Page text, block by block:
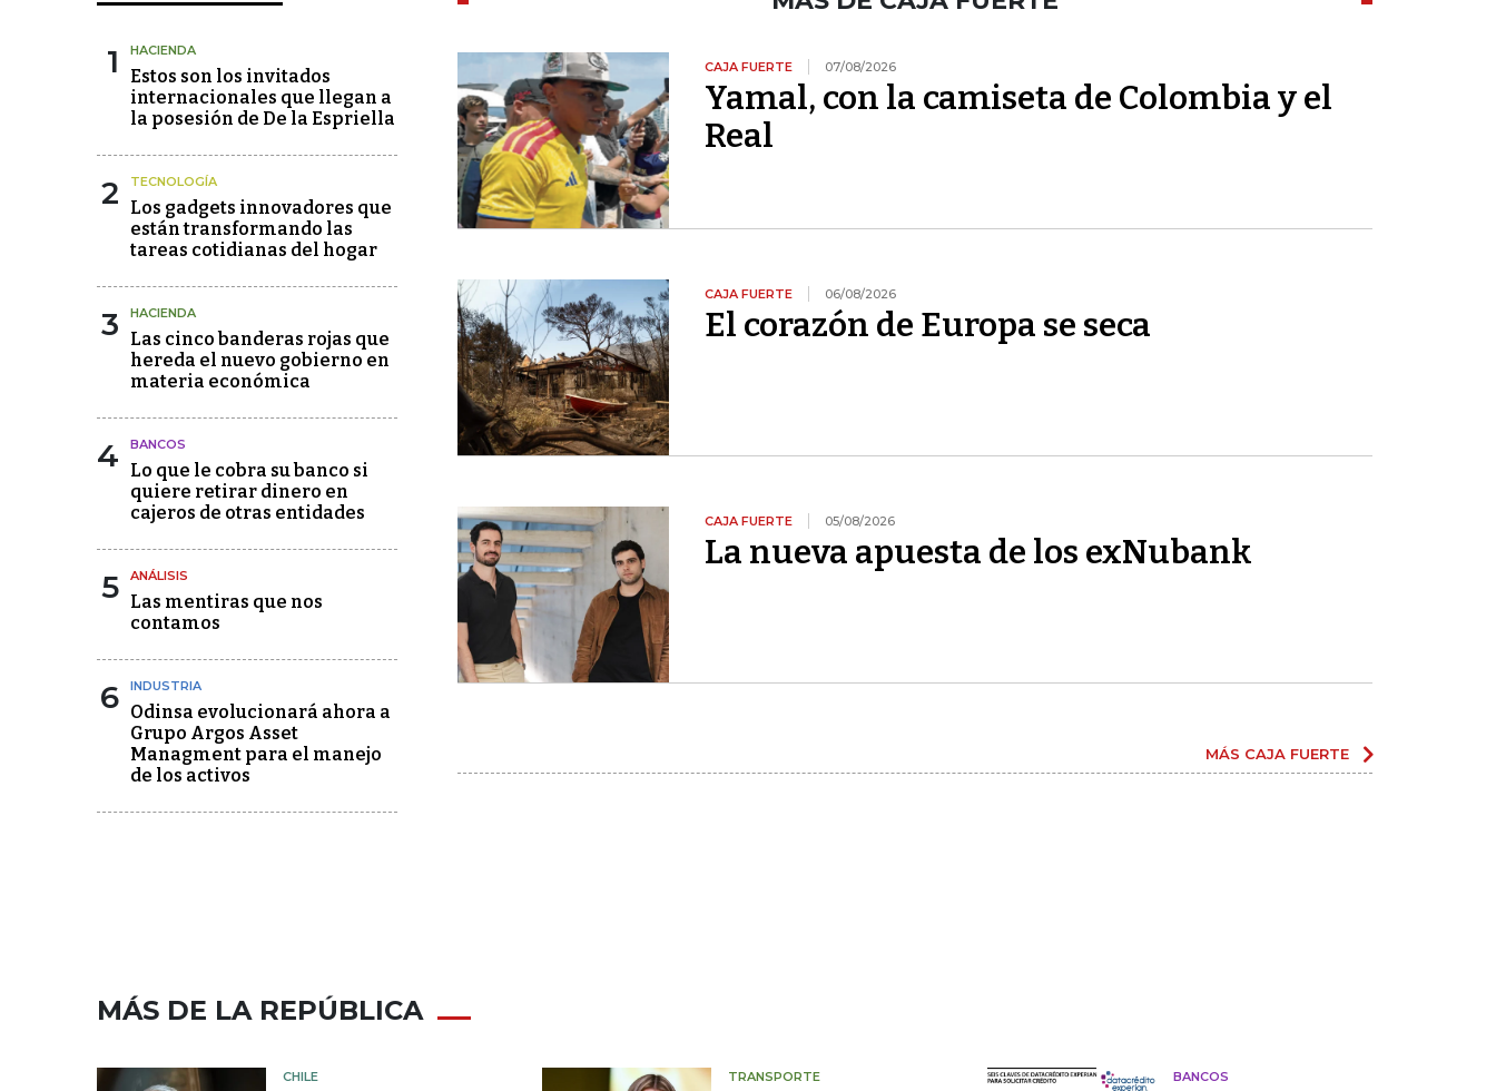
1 HACIENDA
Estos son los invitados
internacionales que llegan a
la posesión de De la Espriella
2 TECNOLOGÍA
Los gadgets innovadores que
están transformando las
tareas cotidianas del hogar
3 HACIENDA
Las cinco banderas rojas que
hereda el nuevo gobierno en
materia económica
4 BANCOS
Lo que le cobra su banco si
quiere retirar dinero en
cajeros de otras entidades
5 ANÁLISIS
Las mentiras que nos
contamos
6 INDUSTRIA
Odinsa evolucionará ahora a
Grupo Argos Asset
Managment para el manejo
de los activos
CAJA FUERTE 07/08/2026
Yamal, con la camiseta de Colombia y el
Real
CAJA FUERTE 06/08/2026
El corazón de Europa se seca
CAJA FUERTE 05/08/2026
La nueva apuesta de los exNubank
MÁS CAJA FUERTE
MÁS DE LA REPÚBLICA
CHILE TRANSPORTE BANCOS